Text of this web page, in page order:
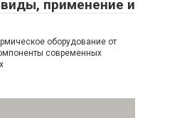
применение и
оборудование от
современных